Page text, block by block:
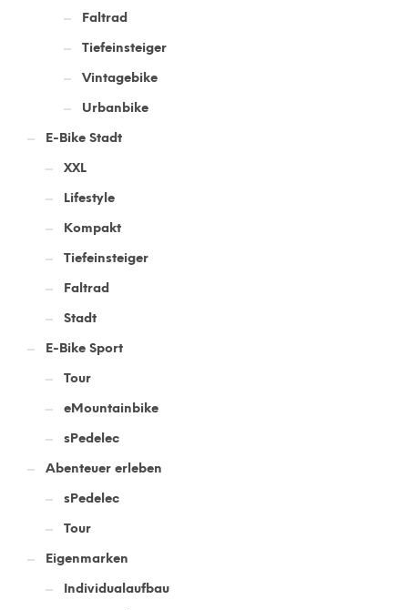
Faltrad
Tiefeinsteiger
Vintagebike
Urbanbike
E-Bike Stadt
XXL
Lifestyle
Kompakt
Tiefeinsteiger
Faltrad
Stadt
E-Bike Sport
Tour
eMountainbike
sPedelec
Abenteuer erleben
sPedelec
Tour
Eigenmarken
Individualaufbau